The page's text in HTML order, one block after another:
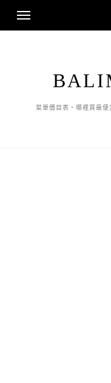
菜單價目表・哪裡買最